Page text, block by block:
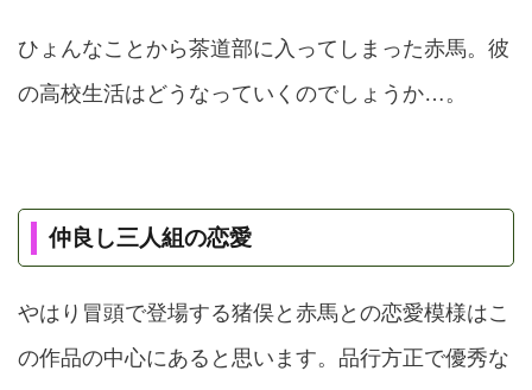
ひょんなことから茶道部に入ってしまった赤馬。彼
の高校生活はどうなっていくのでしょうか…。
仲良し三人組の恋愛
やはり冒頭で登場する猪俣と赤馬との恋愛模様はこ
の作品の中心にあると思います。品行方正で優秀な